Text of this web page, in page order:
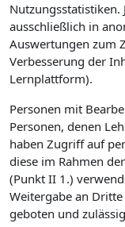
Nutzungsstatistiken.
ausschließlich in
Auswertungen zum
Verbesserung der
Lernplattform).
Personen mit
Personen, denen
haben Zugriff auf
diese im Rahmen
(Punkt II 1.)
Weitergabe an
geboten und